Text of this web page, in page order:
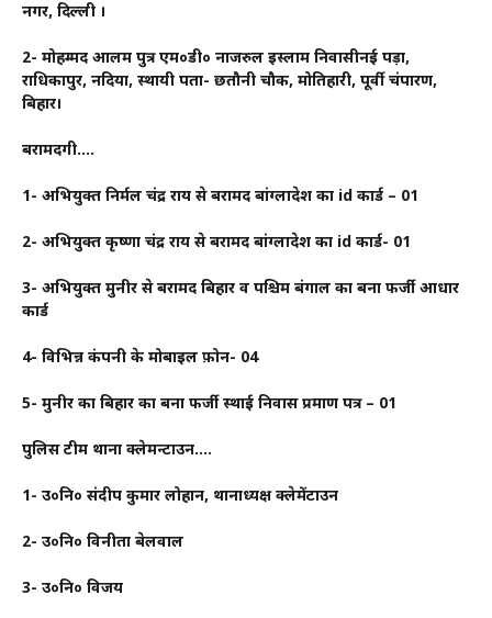
नगर, दिल्ली ।
2- मोहम्मद आलम पुत्र एम०डी० नाजरुल इस्लाम निवासीनई पड़ा,
राधिकापुर, नदिया, स्थायी पता- छतौनी चौक, मोतिहारी, पूर्वी चंपारण,
बिहार।
बरामदगी….
1- अभियुक्त निर्मल चंद्र राय से बरामद बांग्लादेश का id कार्ड – 01
2- अभियुक्त कृष्णा चंद्र राय से बरामद बांग्लादेश का id कार्ड- 01
3- अभियुक्त मुनीर से बरामद बिहार व पश्चिम बंगाल का बना फर्जी आधार
कार्ड
4- विभिन्न कंपनी के मोबाइल फ़ोन- 04
5- मुनीर का बिहार का बना फर्जी स्थाई निवास प्रमाण पत्र – 01
पुलिस टीम थाना क्लेमन्टाउन….
1- उ०नि० संदीप कुमार लोहान, थानाध्यक्ष क्लेमेंटाउन
2- उ०नि० विनीता बेलवाल
3- उ०नि० विजय